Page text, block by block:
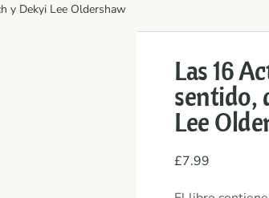
y Dekyi Lee Oldershaw
Las 16
sentido,
Lee
£7.99